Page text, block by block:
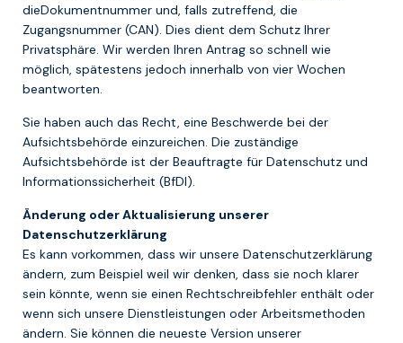
dieDokumentnummer und, falls zutreffend, die
Zugangsnummer (CAN). Dies dient dem Schutz Ihrer
Privatsphäre. Wir werden Ihren Antrag so schnell wie
möglich, spätestens jedoch innerhalb von vier Wochen
beantworten.
Sie haben auch das Recht, eine Beschwerde bei der
Aufsichtsbehörde einzureichen. Die zuständige
Aufsichtsbehörde ist der Beauftragte für Datenschutz und
Informationssicherheit (BfDI).
Änderung oder Aktualisierung unserer
Datenschutzerklärung
Es kann vorkommen, dass wir unsere Datenschutzerklärung
ändern, zum Beispiel weil wir denken, dass sie noch klarer
sein könnte, wenn sie einen Rechtschreibfehler enthält oder
wenn sich unsere Dienstleistungen oder Arbeitsmethoden
ändern. Sie können die neueste Version unserer